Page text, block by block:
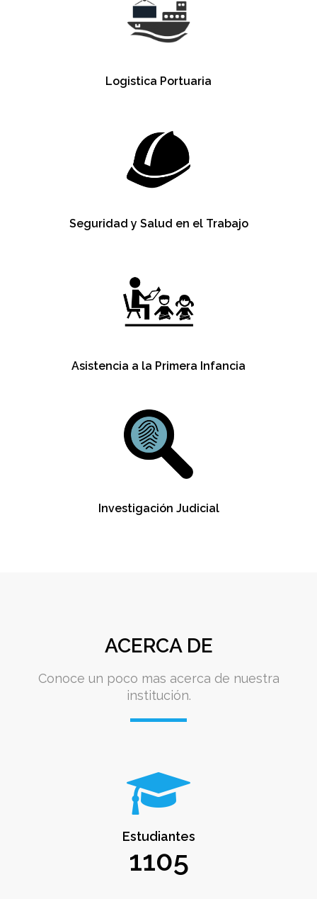
Logistica Portuaria
Seguridad y Salud en el Trabajo
Asistencia a la Primera Infancia
Investigación Judicial
ACERCA DE
Conoce un poco mas acerca de nuestra
institución.
Estudiantes
1105